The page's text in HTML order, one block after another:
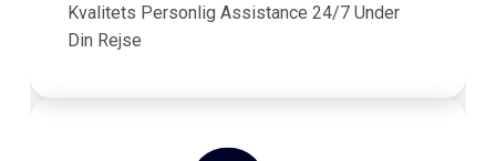
Kvalitets Personlig Assistance 24/7 Under
Din Rejse